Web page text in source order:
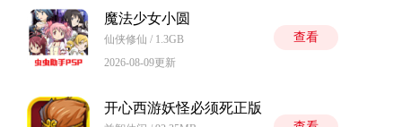
魔法少女小圆
仙侠修仙 / 1.3GB
2026-08-09更新
查看
开心西游妖怪必须死正版